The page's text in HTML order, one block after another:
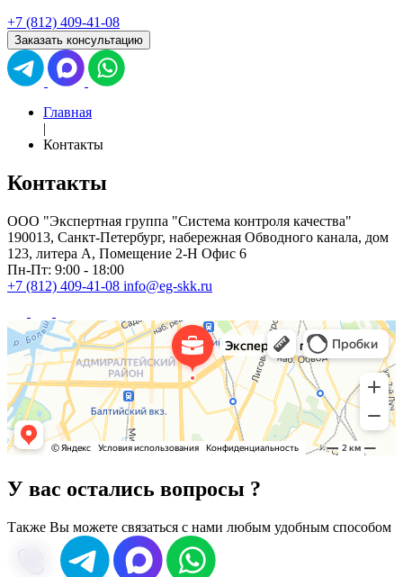
+7 (812) 409-41-08
Заказать консультацию
Главная
|
Контакты
Контакты
ООО "Экспертная группа "Система контроля качества"
190013, Санкт-Петербург, набережная Обводного канала, дом
123, литера А, Помещение 2-Н Офис 6
Пн-Пт: 9:00 - 18:00
+7 (812) 409-41-08 info@eg-skk.ru
У вас остались вопросы ?
Также Вы можете связаться с нами любым удобным способом